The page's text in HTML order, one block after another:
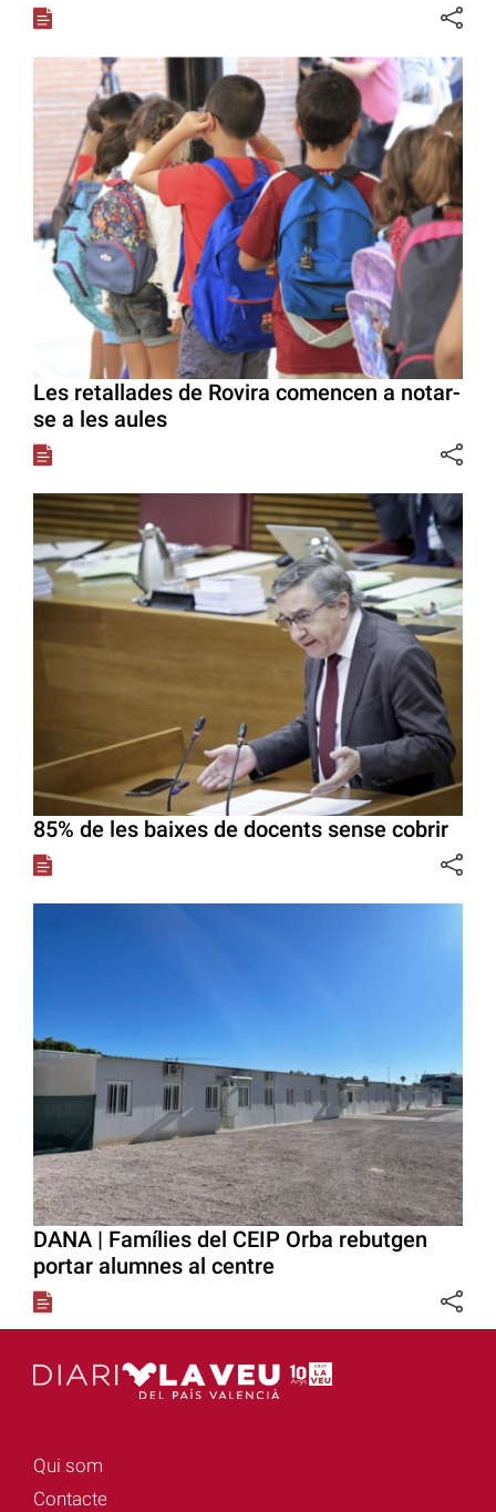
Les retallades de Rovira comencen a notar-
se a les aules
85% de les baixes de docents sense cobrir
DANA | Famílies del CEIP Orba rebutgen
portar alumnes al centre
Qui som
Contacte